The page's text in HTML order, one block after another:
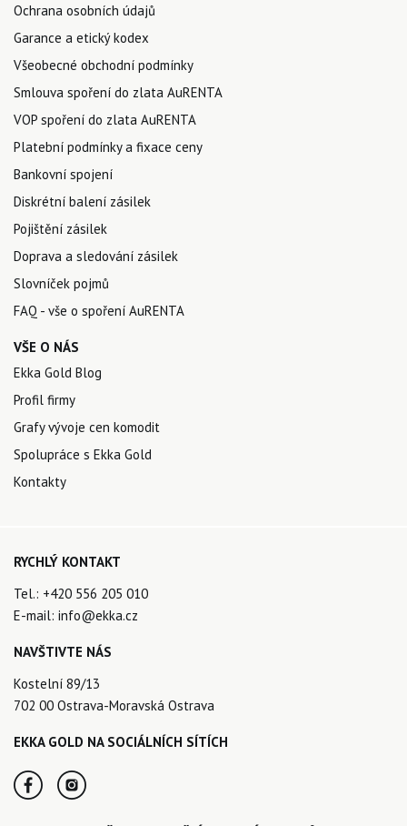
Ochrana osobních údajů
Garance a etický kodex
Všeobecné obchodní podmínky
Smlouva spoření do zlata AuRENTA
VOP spoření do zlata AuRENTA
Platební podmínky a fixace ceny
Bankovní spojení
Diskrétní balení zásilek
Pojištění zásilek
Doprava a sledování zásilek
Slovníček pojmů
FAQ - vše o spoření AuRENTA
VŠE O NÁS
Ekka Gold Blog
Profil firmy
Grafy vývoje cen komodit
Spolupráce s Ekka Gold
Kontakty
RYCHLÝ KONTAKT
Tel.: +420 556 205 010
E-mail: info@ekka.cz
NAVŠTIVTE NÁS
Kostelní 89/13
702 00 Ostrava-Moravská Ostrava
EKKA GOLD NA SOCIÁLNÍCH SÍTÍCH